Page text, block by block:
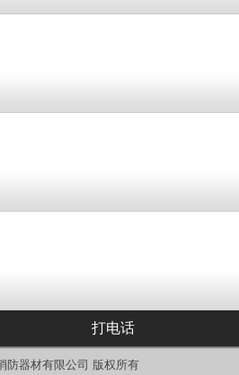
打电话
防器材有限公司 版权所有